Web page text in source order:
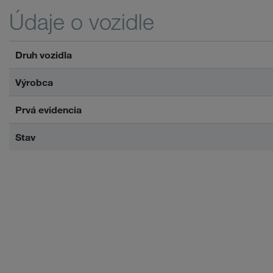
Údaje o vozidle
Druh vozidla
Výrobca
Prvá evidencia
Stav